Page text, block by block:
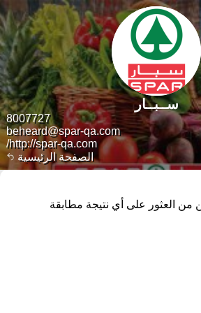
الصفحة الرئيسية
8007727
beheard@spar-qa.com
http://spar-qa.com/
ســبــار
من العثور على أي نتيجة مطابقة